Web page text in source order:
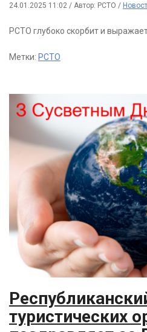
24.01.2025 11:02 / Автор: РСТО /
РСТО глубоко скорбит и
Метки: РСТО
туристических